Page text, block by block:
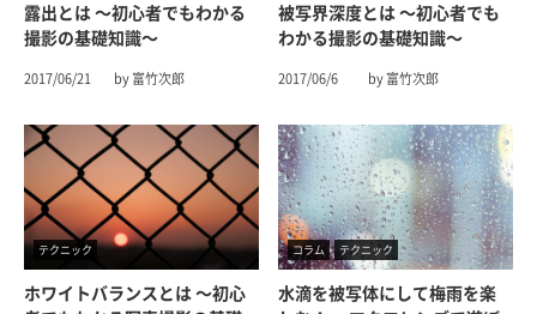
露出とは 〜初心者でもわかる
撮影の基礎知識〜
2017/06/21 by 富竹次郎
被写界深度とは 〜初心者でも
わかる撮影の基礎知識〜
2017/06/6 by 富竹次郎
テクニック
ホワイトバランスとは 〜初心
コラム テクニック
水滴を被写体にして梅雨を楽